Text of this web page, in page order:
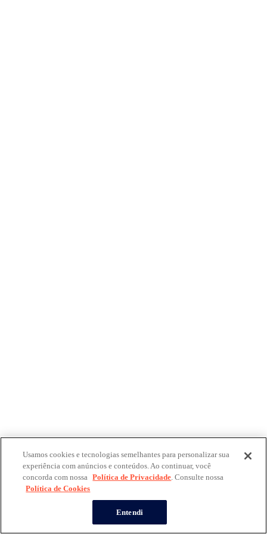
Usamos cookies e tecnologias semelhantes para personalizar sua
experiência com anúncios e conteúdos. Ao continuar, você
concorda com nossa Política de Privacidade. Consulte nossa
Política de Cookies
Entendi